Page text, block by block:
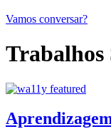
Vamos conversar?
Trabalhos